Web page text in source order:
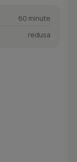
60 minute
redusa